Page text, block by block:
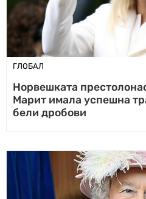
ГЛОБАЛ
Норвешката
Марит имала успешна
бели дробови